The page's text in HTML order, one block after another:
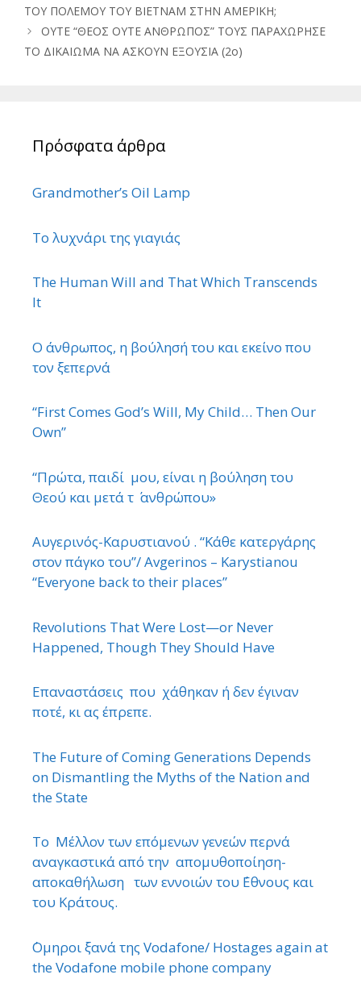
ΤΟΥ ΠΟΛΕΜΟΥ ΤΟΥ ΒΙΕΤΝΑΜ ΣΤΗΝ ΑΜΕΡΙΚΗ;
ΟΥΤΕ “ΘΕΟΣ ΟΥΤΕ ΑΝΘΡΩΠΟΣ” ΤΟΥΣ ΠΑΡΑΧΩΡΗΣΕ
ΤΟ ΔΙΚΑΙΩΜΑ ΝΑ ΑΣΚΟΥΝ ΕΞΟΥΣΙΑ (2ο)
Πρόσφατα άρθρα
Grandmother’s Oil Lamp
Το λυχνάρι της γιαγιάς
The Human Will and That Which Transcends
It
Ο άνθρωπος, η βούλησή του και εκείνο που
τον ξεπερνά
“First Comes God’s Will, My Child… Then Our
Own”
“Πρώτα, παιδί μου, είναι η βούληση του
Θεού και μετά τ ΄ ανθρώπου»
Αυγερινός-Καρυστιανού . “Κάθε κατεργάρης
στον πάγκο του”/ Avgerinos – Karystianou
“Εveryone back to their places”
Revolutions That Were Lost—or Never
Happened, Though They Should Have
Επαναστάσεις που χάθηκαν ή δεν έγιναν
ποτέ, κι ας έπρεπε.
The Future of Coming Generations Depends
on Dismantling the Myths of the Nation and
the State
Το Μέλλον των επόμενων γενεών περνά
αναγκαστικά από την απομυθοποίηση-
αποκαθήλωση των εννοιών του ΄Εθνους και
του Κράτους.
΄Ομηροι ξανά της Vodafone/ Hostages again at
the Vodafone mobile phone company